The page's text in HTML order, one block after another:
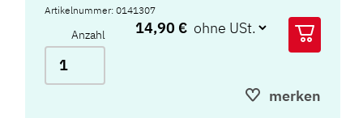
Artikelnummer: 0141307
Anzahl 14,90 €
merken